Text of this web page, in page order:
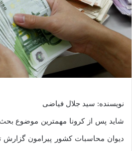
نویسنده: سید جلال فیاضی
شاید پس از کرونا مهمترین موضوع